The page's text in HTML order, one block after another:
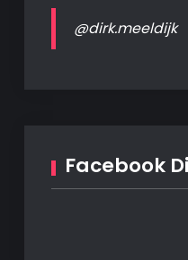
@dirk.meeldijk
Facebook